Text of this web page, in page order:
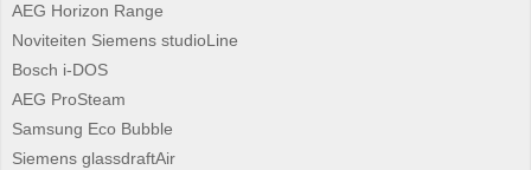
AEG Horizon Range
Noviteiten Siemens studioLine
Bosch i-DOS
AEG ProSteam
Samsung Eco Bubble
Siemens glassdraftAir